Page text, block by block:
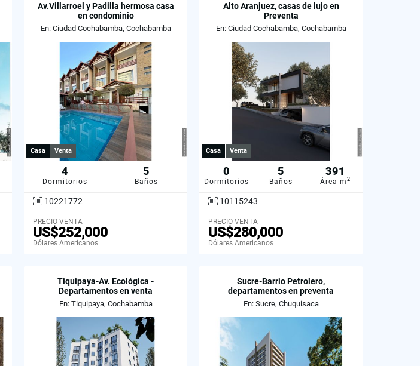
Av.Villarroel y Padilla hermosa casa
en condominio
En: Ciudad Cochabamba, Cochabamba
Casa Venta
4
Dormitorios
5
Baños
10221772
PRECIO VENTA
US$252,000
Dólares Americanos
Alto Aranjuez, casas de lujo en
Preventa
En: Ciudad Cochabamba, Cochabamba
Casa Venta
0
Dormitorios
5
Baños
391
Área m 2
10115243
PRECIO VENTA
US$280,000
Dólares Americanos
Tiquipaya-Av. Ecológica -
Departamentos en venta
En: Tiquipaya, Cochabamba
Sucre-Barrio Petrolero,
departamentos en preventa
En: Sucre, Chuquisaca